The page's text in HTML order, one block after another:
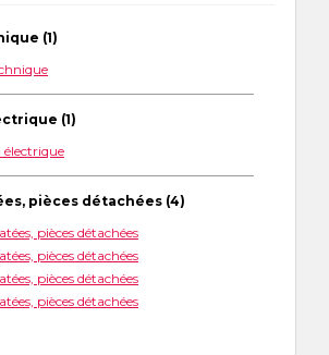
(1)
(1)
électrique
pièces détachées (4)
pièces détachées
pièces détachées
pièces détachées
pièces détachées